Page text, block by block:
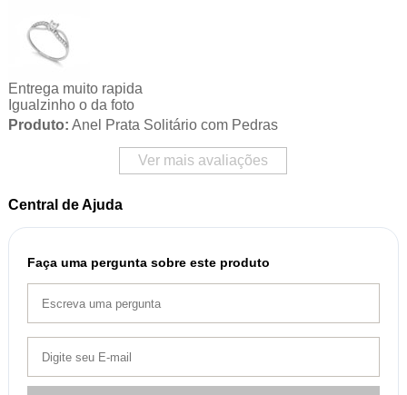
Entrega muito rapida
Igualzinho o da foto
Produto: Anel Prata Solitário com Pedras
Ver mais avaliações
Central de Ajuda
Faça uma pergunta sobre este produto